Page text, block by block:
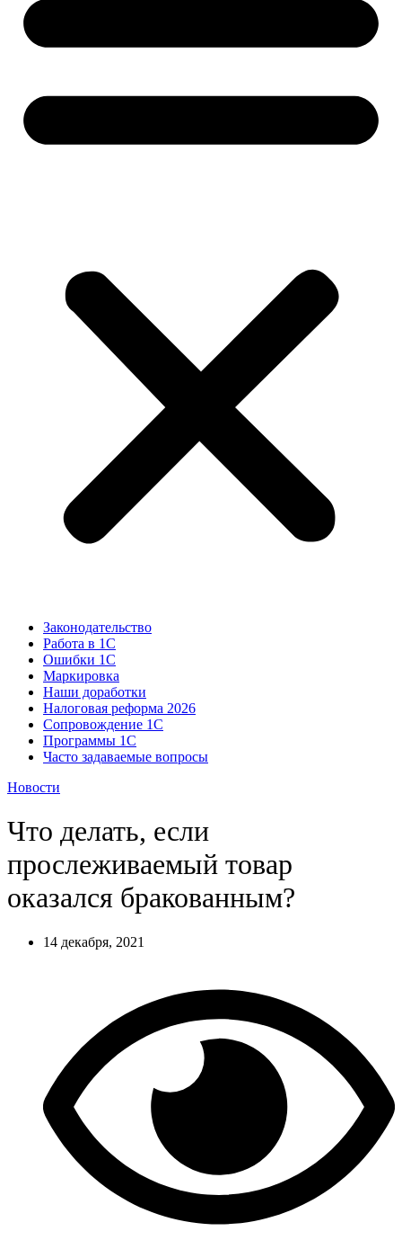
Законодательство
Работа в 1С
Ошибки 1С
Маркировка
Наши доработки
Налоговая реформа 2026
Сопровождение 1С
Программы 1С
Часто задаваемые вопросы
Новости
Что делать, если
прослеживаемый товар
оказался бракованным?
14 декабря, 2021